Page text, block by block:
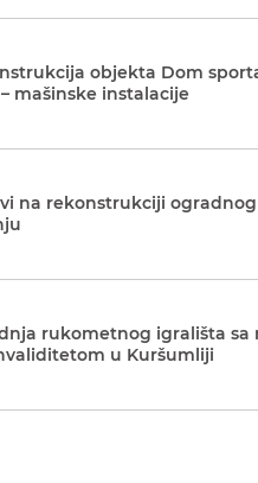
objekta Dom
mašinske instalacije
na rekonstrukciji
rukometnog igrališta sa
u Kuršumliji